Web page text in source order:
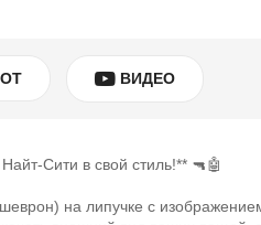
ВИДЕО
Сити в свой стиль!** 🔫🤖
на липучке с